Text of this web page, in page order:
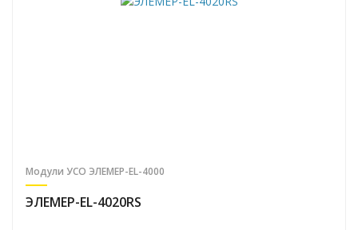
Модули УСО ЭЛЕМЕР-EL-4000
ЭЛЕМЕР-EL-4020RS